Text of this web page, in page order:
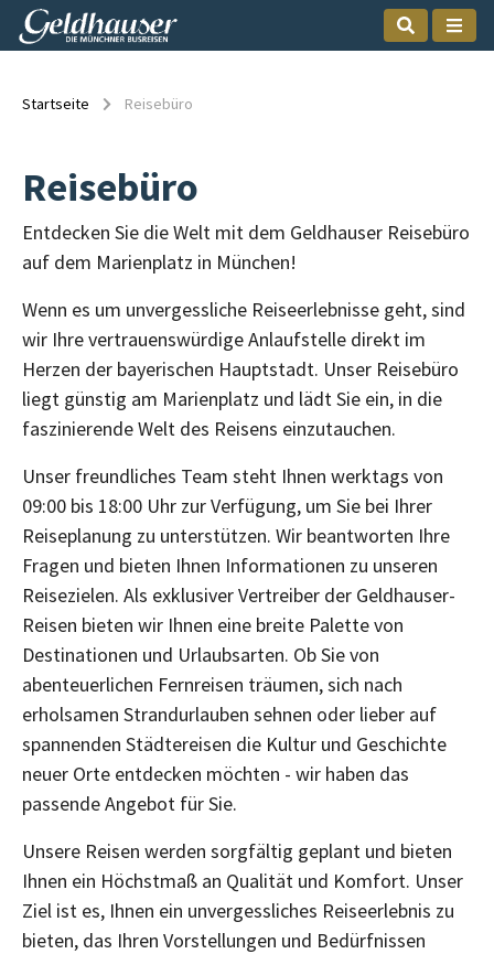
Startseite Reisebüro
Reisebüro
Entdecken Sie die Welt mit dem Geldhauser Reisebüro
auf dem Marienplatz in München!
Wenn es um unvergessliche Reiseerlebnisse geht, sind
wir Ihre vertrauenswürdige Anlaufstelle direkt im
Herzen der bayerischen Hauptstadt. Unser Reisebüro
liegt günstig am Marienplatz und lädt Sie ein, in die
faszinierende Welt des Reisens einzutauchen.
Unser freundliches Team steht Ihnen werktags von
09:00 bis 18:00 Uhr zur Verfügung, um Sie bei Ihrer
Reiseplanung zu unterstützen. Wir beantworten Ihre
Fragen und bieten Ihnen Informationen zu unseren
Reisezielen. Als exklusiver Vertreiber der Geldhauser-
Reisen bieten wir Ihnen eine breite Palette von
Destinationen und Urlaubsarten. Ob Sie von
abenteuerlichen Fernreisen träumen, sich nach
erholsamen Strandurlauben sehnen oder lieber auf
spannenden Städtereisen die Kultur und Geschichte
neuer Orte entdecken möchten - wir haben das
passende Angebot für Sie.
Unsere Reisen werden sorgfältig geplant und bieten
Ihnen ein Höchstmaß an Qualität und Komfort. Unser
Ziel ist es, Ihnen ein unvergessliches Reiseerlebnis zu
bieten, das Ihren Vorstellungen und Bedürfnissen